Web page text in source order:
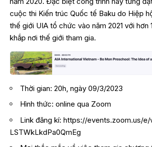
cuộc thi Kiến trúc Quốc tế Baku do Hiệp
thế giới UIA tổ chức vào năm 2021 với hơn
khắp nơi thế giới tham gia.
Thời gian: 20h, ngày 09/3/2023
Hình thức: online qua Zoom
Link đăng kí: https://events.zoom.us/e/
LSTWkLkdPa0QmEg